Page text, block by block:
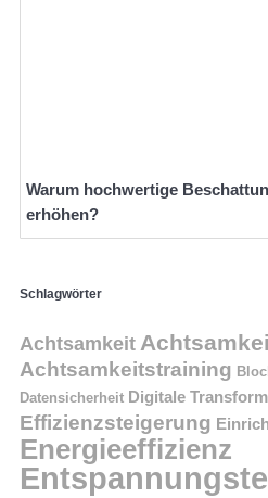
Warum hochwertige
erhöhen?
Schlagwörter
Achtsamkeit
Achtsamkeitstraining
Datensicherheit Digitale
Effizienzsteigerung
Energieeffizienz